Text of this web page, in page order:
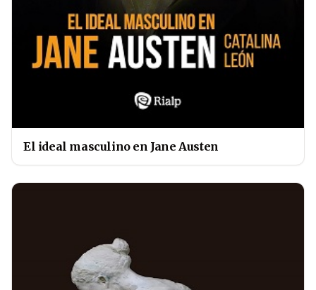
El ideal masculino en Jane Austen